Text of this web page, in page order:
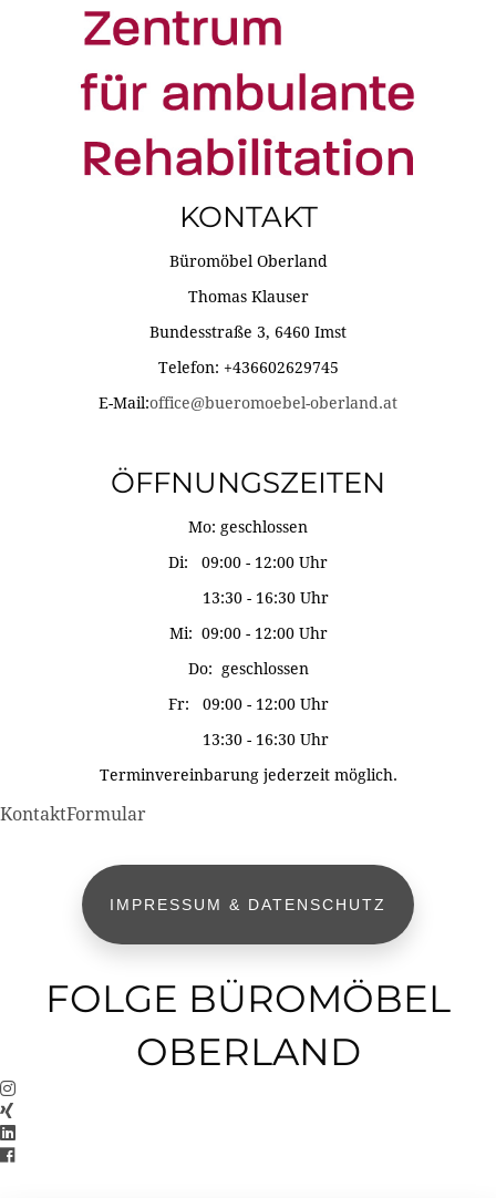
KONTAKT
Büromöbel Oberland
Thomas Klauser
Bundesstraße 3, 6460 Imst
Telefon: +436602629745
E-Mail:office@bueromoebel-oberland.at
ÖFFNUNGSZEITEN
Mo: geschlossen
Di: 09:00 - 12:00 Uhr
13:30 - 16:30 Uhr
Mi: 09:00 - 12:00 Uhr
Do: geschlossen
Fr: 09:00 - 12:00 Uhr
13:30 - 16:30 Uhr
Terminvereinbarung jederzeit möglich.
KontaktFormular
IMPRESSUM & DATENSCHUTZ
FOLGE BÜROMÖBEL
OBERLAND